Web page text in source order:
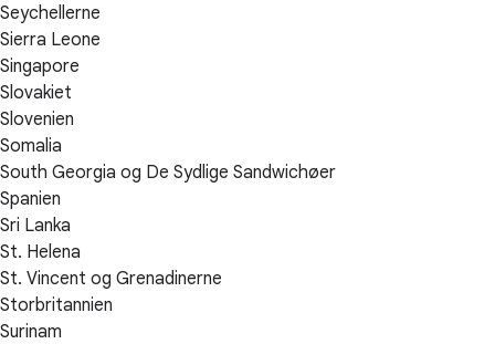
Seychellerne
Sierra Leone
Singapore
Slovakiet
Slovenien
Somalia
South Georgia og De Sydlige Sandwichøer
Spanien
Sri Lanka
St. Helena
St. Vincent og Grenadinerne
Storbritannien
Surinam